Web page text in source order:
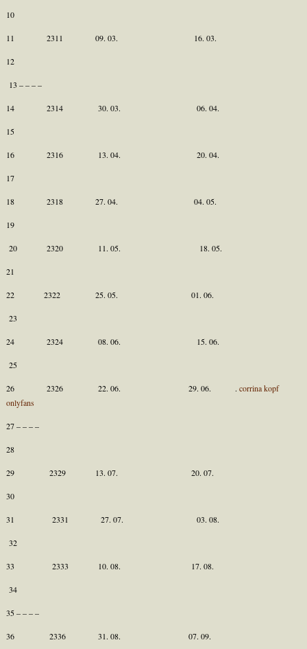
10
11 2311 09. 03. 16. 03.
12
13 – – – –
14 2314 30. 03. 06. 04.
15
16 2316 13. 04. 20. 04.
17
18 2318 27. 04. 04. 05.
19
20 2320 11. 05. 18. 05.
21
22 2322 25. 05. 01. 06.
23
24 2324 08. 06. 15. 06.
25
26 2326 22. 06. 29. 06. .corrina kopf
onlyfans
27 – – – –
28
29 2329 13. 07. 20. 07.
30
31 2331 27. 07. 03. 08.
32
33 2333 10. 08. 17. 08.
34
35 – – – –
36 2336 31. 08. 07. 09.